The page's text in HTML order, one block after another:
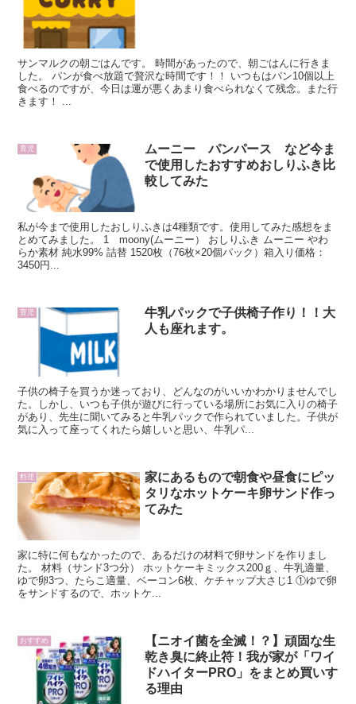
サンマルクの朝ごはんです。 時間があったので、朝ごはんに行きま
した。 パンが食べ放題で贅沢な時間です！！ いつもはパン10個以上
食べるのですが、今日は運が悪くあまり食べられなくて残念。また行
きます！ ...
育児
ムーニー パンパース など今ま
で使用したおすすめおしりふき比
較してみた
私が今まで使用したおしりふきは4種類です。使用してみた感想をま
とめてみました。 1 moony(ムーニー） おしりふき ムーニー やわ
らか素材 純水99% 詰替 1520枚（76枚×20個パック）箱入り価格：
3450円...
育児
牛乳パックで子供椅子作り！！大
人も座れます。
子供の椅子を買うか迷っており、どんなのがいいかわかりませんでし
た。しかし、いつも子供が遊びに行っている場所にお気に入りの椅子
があり、先生に聞いてみると牛乳パックで作られていました。子供が
気に入って座ってくれたら嬉しいと思い、牛乳パ...
料理
家にあるもので朝食や昼食にピッ
タリなホットケーキ卵サンド作っ
てみた
家に特に何もなかったので、あるだけの材料で卵サンドを作りまし
た。 材料（サンド3つ分） ホットケーキミックス200ｇ、牛乳適量、
ゆで卵3つ、たらこ適量、ベーコン6枚、ケチャップ大さじ1 ①ゆで卵
をサンドするので、ホットケ...
おすすめ
【ニオイ菌を全滅！？】頑固な生
乾き臭に終止符！我が家が「ワイ
ドハイターPRO」をまとめ買いす
る理由